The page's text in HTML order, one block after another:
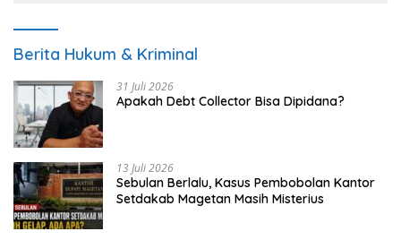
Berita Hukum & Kriminal
31 Juli 2026
Apakah Debt Collector Bisa Dipidana?
13 Juli 2026
Sebulan Berlalu, Kasus Pembobolan Kantor
Setdakab Magetan Masih Misterius